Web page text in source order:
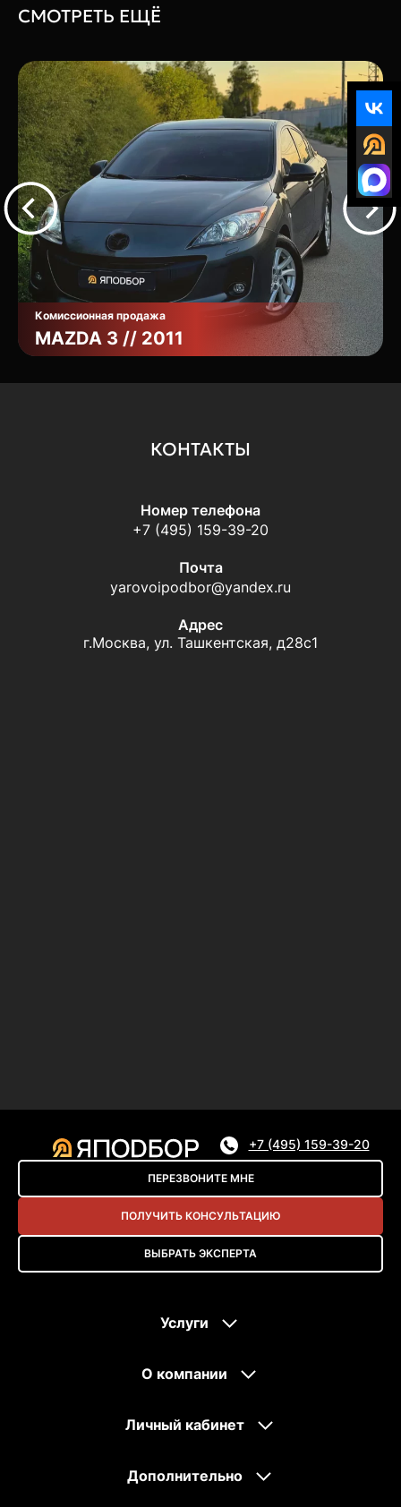
СМОТРЕТЬ ЕЩЁ
Комиссионная продажа
MAZDA 3 // 2011
КОНТАКТЫ
Номер телефона
+7 (495) 159-39-20
Почта
yarovoipodbor@yandex.ru
Адрес
г.Москва, ул. Ташкентская, д28с1
+7 (495) 159-39-20
ПЕРЕЗВОНИТЕ МНЕ
ПОЛУЧИТЬ КОНСУЛЬТАЦИЮ
ВЫБРАТЬ ЭКСПЕРТА
Услуги
О компании
Личный кабинет
Дополнительно